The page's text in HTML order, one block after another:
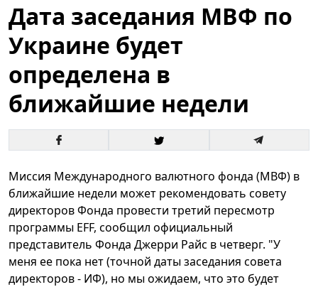
Дата заседания МВФ по
Украине будет
определена в
ближайшие недели
Миссия Международного валютного фонда (МВФ) в
ближайшие недели может рекомендовать совету
директоров Фонда провести третий пересмотр
программы EFF, сообщил официальный
представитель Фонда Джерри Райс в четверг. "У
меня ее пока нет (точной даты заседания совета
директоров - ИФ), но мы ожидаем, что это будет